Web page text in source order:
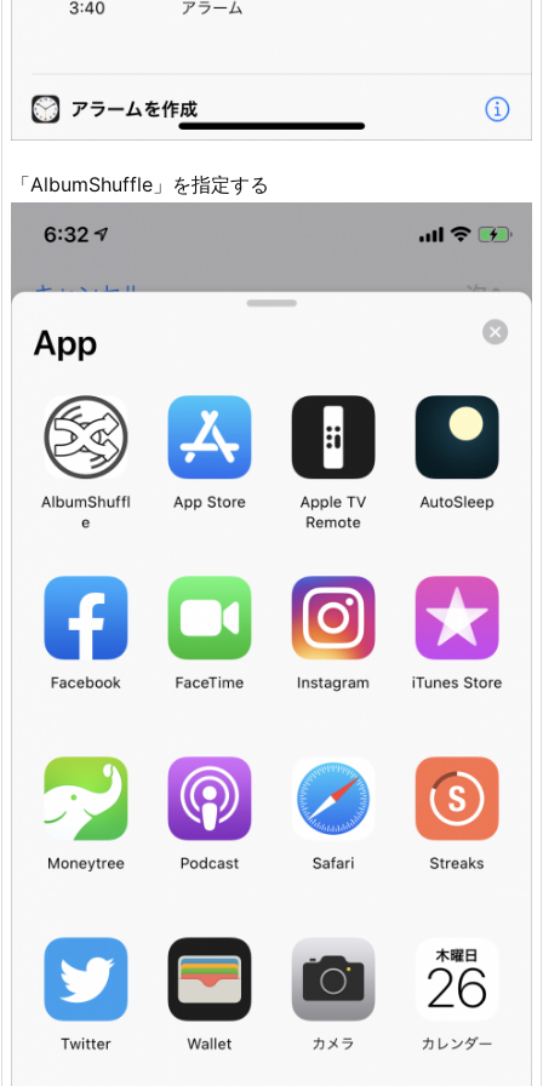
「AlbumShuffle」を指定する